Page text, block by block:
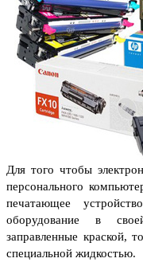
Для того чтобы
персонального
печатающее
оборудование в
заправленные краской,
специальной жидкостью.